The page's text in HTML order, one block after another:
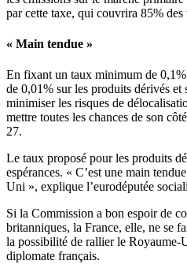
par cette taxe, qui couvrira 85% des
« Main tendue »
En fixant un taux minimum de
de 0,01% sur les produits dérivés
minimiser les risques de
mettre toutes les chances de son
27.
Le taux proposé pour les produits
espérances. « C’est une main
Uni », explique l’eurodéputée
Si la Commission a bon espoir de
britanniques, la France, elle, ne se
la possibilité de rallier le Royaume-
diplomate français.